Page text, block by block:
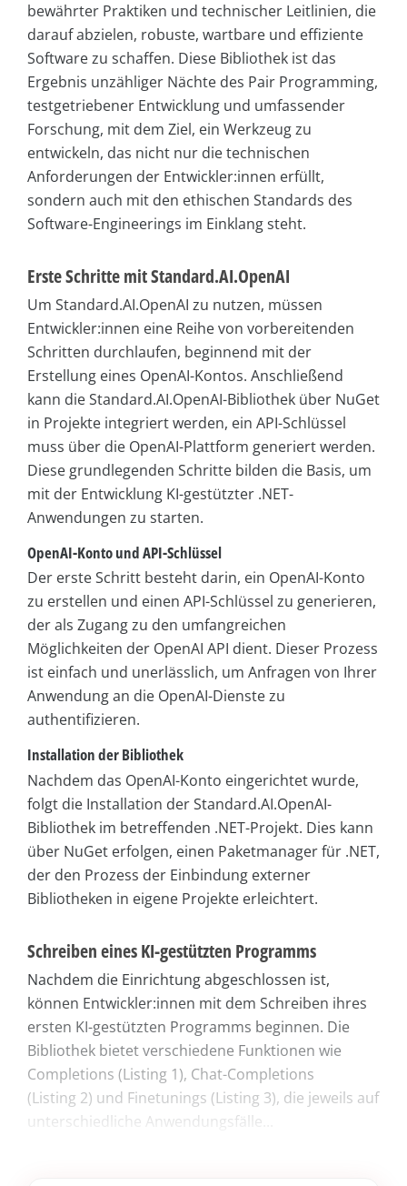
bewährter Praktiken und technischer Leitlinien, die
darauf abzielen, robuste, wartbare und effiziente
Software zu schaffen. Diese Bibliothek ist das
Ergebnis unzähliger Nächte des Pair Programming,
testgetriebener Entwicklung und umfassender
Forschung, mit dem Ziel, ein Werkzeug zu
entwickeln, das nicht nur die technischen
Anforderungen der Entwickler:innen erfüllt,
sondern auch mit den ethischen Standards des
Software-Engineerings im Einklang steht.
Erste Schritte mit Standard.AI.OpenAI
Um Standard.AI.OpenAI zu nutzen, müssen
Entwickler:innen eine Reihe von vorbereitenden
Schritten durchlaufen, beginnend mit der
Erstellung eines OpenAI-Kontos. Anschließend
kann die Standard.AI.OpenAI-Bibliothek über NuGet
in Projekte integriert werden, ein API-Schlüssel
muss über die OpenAI-Plattform generiert werden.
Diese grundlegenden Schritte bilden die Basis, um
mit der Entwicklung KI-gestützter .NET-
Anwendungen zu starten.
OpenAI-Konto und API-Schlüssel
Der erste Schritt besteht darin, ein OpenAI-Konto
zu erstellen und einen API-Schlüssel zu generieren,
der als Zugang zu den umfangreichen
Möglichkeiten der OpenAI API dient. Dieser Prozess
ist einfach und unerlässlich, um Anfragen von Ihrer
Anwendung an die OpenAI-Dienste zu
authentifizieren.
Installation der Bibliothek
Nachdem das OpenAI-Konto eingerichtet wurde,
folgt die Installation der Standard.AI.OpenAI-
Bibliothek im betreffenden .NET-Projekt. Dies kann
über NuGet erfolgen, einen Paketmanager für .NET,
der den Prozess der Einbindung externer
Bibliotheken in eigene Projekte erleichtert.
Schreiben eines KI-gestützten Programms
Nachdem die Einrichtung abgeschlossen ist,
können Entwickler:innen mit dem Schreiben ihres
ersten KI-gestützten Programms beginnen. Die
Bibliothek bietet verschiedene Funktionen wie
Completions (Listing 1), Chat-Completions
(Listing 2) und Finetunings (Listing 3), die jeweils auf
unterschiedliche Anwendungsfälle...